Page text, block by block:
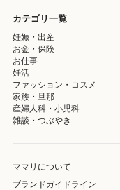
カテゴリ一覧
妊娠・出産
お金・保険
お仕事
妊活
ファッション・コスメ
家族・旦那
産婦人科・小児科
雑談・つぶやき
ママリについて
ブランドガイドライン